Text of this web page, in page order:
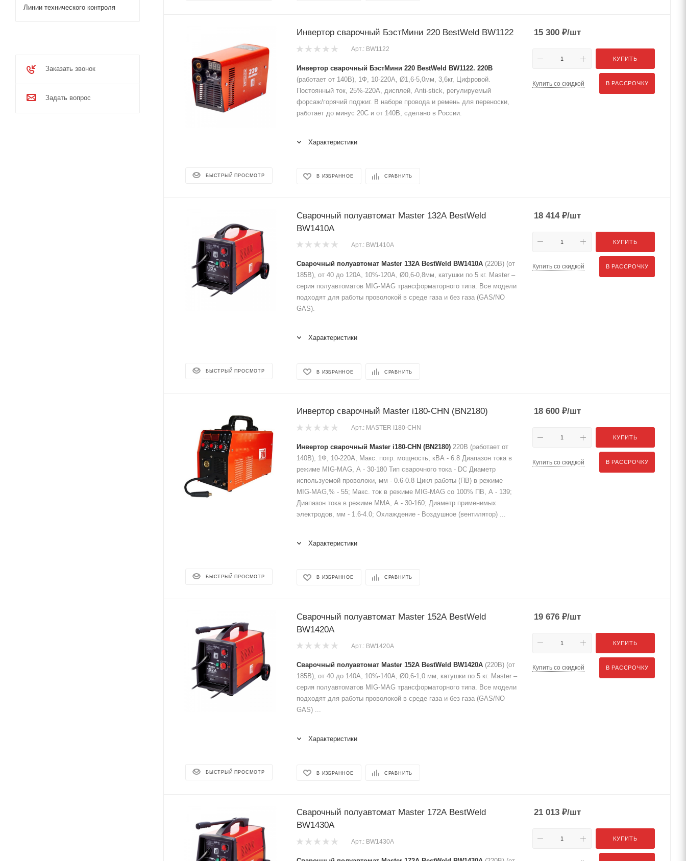
БЫСТРЫЙ ПРОСМОТР
Инвертор сварочный БэстМини 220 BestWeld BW1122
Арт.: BW1122
Инвертор сварочный БэстМини 220 BestWeld BW1122. 220В
(работает от 140В), 1Ф, 10-220A, Ø1,6-5,0мм, 3,6кг, Цифровой.
Постоянный ток, 25%-220А, дисплей, Anti-stick, регулируемый
форсаж/горячий поджиг. В наборе провода и ремень для переноски,
работает до минус 20С и от 140В, сделано в России.
Характеристики
В ИЗБРАННОЕ СРАВНИТЬ
15 300 ₽/шт
КУПИТЬ
Купить со скидкой В РАССРОЧКУ
БЫСТРЫЙ ПРОСМОТР
Сварочный полуавтомат Master 132A BestWeld
BW1410A
Арт.: BW1410A
Сварочный полуавтомат Master 132A BestWeld BW1410A (220В) (от
185В), от 40 до 120А, 10%-120А, Ø0,6-0,8мм, катушки по 5 кг. Master –
серия полуавтоматов MIG-MAG трансформаторного типа. Все модели
подходят для работы проволокой в среде газа и без газа (GAS/NO
GAS).
Характеристики
В ИЗБРАННОЕ СРАВНИТЬ
18 414₽/шт
КУПИТЬ
Купить со скидкой В РАССРОЧКУ
БЫСТРЫЙ ПРОСМОТР
Инвертор сварочный Master i180-CHN (BN2180)
Арт.: MASTER I180-CHN
Инвертор сварочный Master i180-CHN (BN2180) 220В (работает от
140В), 1Ф, 10-220A, Макс. потр. мощность, кВА - 6.8 Диапазон тока в
режиме MIG-MAG, А - 30-180 Тип сварочного тока - DC Диаметр
используемой проволоки, мм - 0.6-0.8 Цикл работы (ПВ) в режиме
MIG-MAG,% - 55; Макс. ток в режиме MIG-MAG со 100% ПВ, А - 139;
Диапазон тока в режиме ММА, А - 30-160; Диаметр применимых
электродов, мм - 1.6-4.0; Охлаждение - Воздушное (вентилятор) ...
Характеристики
В ИЗБРАННОЕ СРАВНИТЬ
18 600 ₽/шт
КУПИТЬ
Купить со скидкой В РАССРОЧКУ
БЫСТРЫЙ ПРОСМОТР
Сварочный полуавтомат Master 152A BestWeld
BW1420A
Арт.: BW1420A
Сварочный полуавтомат Master 152A BestWeld BW1420A (220В) (от
185В), от 40 до 140А, 10%-140А, Ø0,6-1,0 мм, катушки по 5 кг. Master –
серия полуавтоматов MIG-MAG трансформаторного типа. Все модели
подходят для работы проволокой в среде газа и без газа (GAS/NO
GAS) ...
Характеристики
В ИЗБРАННОЕ СРАВНИТЬ
19 676 ₽/шт
КУПИТЬ
Купить со скидкой В РАССРОЧКУ
Сварочный полуавтомат Master 172A BestWeld
BW1430A
Арт.: BW1430A
21 013 ₽/шт
КУПИТЬ
Линии технического контроля
Заказать звонок
Задать вопрос